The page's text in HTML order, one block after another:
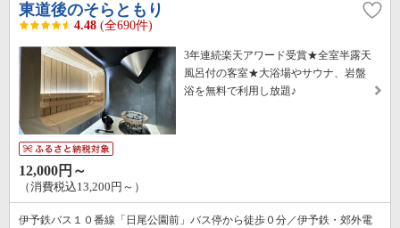
東道後のそらともり
4.48 (全690件)
3年連続楽天アワード受賞★全室半露天
風呂付の客室★大浴場やサウナ、岩盤
浴を無料で利用し放題♪
12,000円～
（消費税込13,200円～）
伊予鉄バス１０番線「日尾公園前」バス停から徒歩０分／伊予鉄・郊外電